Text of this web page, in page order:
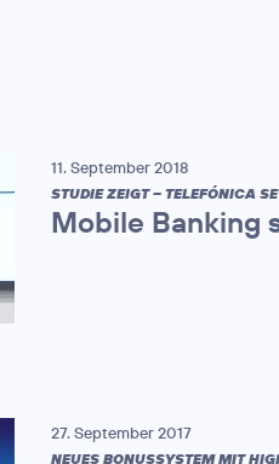
11. September 2018
STUDIE ZEIGT – TELEFÓNICA
Mobile Banking
27. September 2017
NEUES BONUSSYSTEM MIT